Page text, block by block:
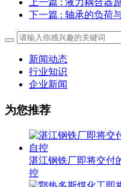
上一篇 : 液力耦合器
下一篇 : 轴承的负荷
新闻动态
行业知识
企业新闻
为您推荐
湛江钢铁厂即将交付
控